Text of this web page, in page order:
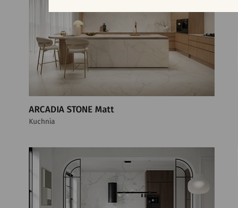
ARCADIA STONE Matt
Kuchnia